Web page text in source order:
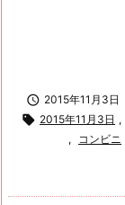
 2015年11月3日
 2015年11月3日 ,
, コンビニ